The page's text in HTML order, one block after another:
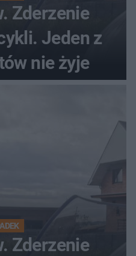
Zderzenie
Jeden z
nie żyje
Zderzenie